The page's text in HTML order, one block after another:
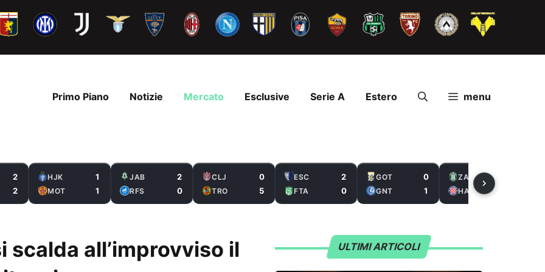
Primo Piano Notizie Mercato Esclusive Serie A Estero menu
2
2
HJK 1
MOT 1
JAB 2
RFS 0
CLJ 0
TRO 5
ESC 2
FTA 0
GOT 0
GNT 1
ZAL
HAS
scalda all’improvviso il
ULTIMI ARTICOLI